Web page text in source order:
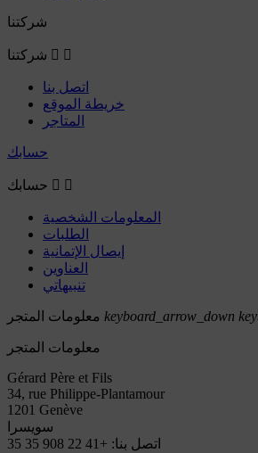
شركتنا
شركتنا  
اتصل بنا
خريطة الموقع
المتاجر
حسابك
حسابك  
المعلومات الشخصية
الطلبات
إيصال الإتمانية
العناوين
تنبيهاتي
معلومات المتجر keyboard_arrow_down
معلومات المتجر
Gérard Père et Fils
34, rue Philippe-Plantamour
1201 Genève
سويسرا
اتصل بنا: +41 22 908 35 35